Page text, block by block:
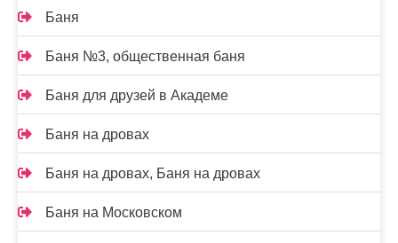
Баня
Баня №3, общественная баня
Баня для друзей в Академе
Баня на дровах
Баня на дровах, Баня на дровах
Баня на Московском